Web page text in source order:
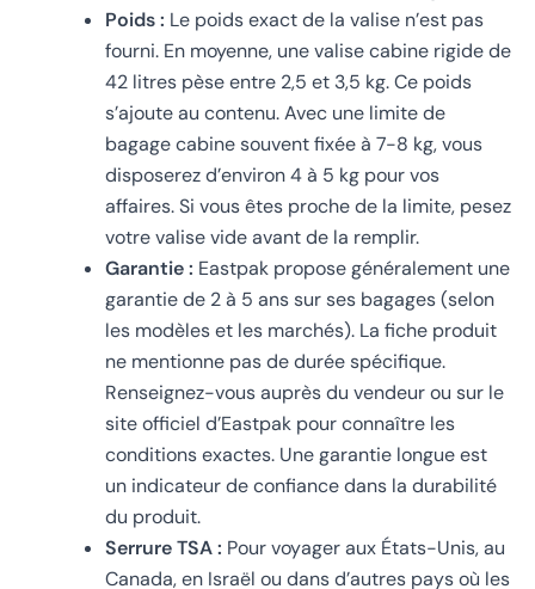
Poids : Le poids exact de la valise n’est pas
fourni. En moyenne, une valise cabine rigide de
42 litres pèse entre 2,5 et 3,5 kg. Ce poids
s’ajoute au contenu. Avec une limite de
bagage cabine souvent fixée à 7-8 kg, vous
disposerez d’environ 4 à 5 kg pour vos
affaires. Si vous êtes proche de la limite, pesez
votre valise vide avant de la remplir.
Garantie : Eastpak propose généralement une
garantie de 2 à 5 ans sur ses bagages (selon
les modèles et les marchés). La fiche produit
ne mentionne pas de durée spécifique.
Renseignez-vous auprès du vendeur ou sur le
site officiel d’Eastpak pour connaître les
conditions exactes. Une garantie longue est
un indicateur de confiance dans la durabilité
du produit.
Serrure TSA : Pour voyager aux États-Unis, au
Canada, en Israël ou dans d’autres pays où les